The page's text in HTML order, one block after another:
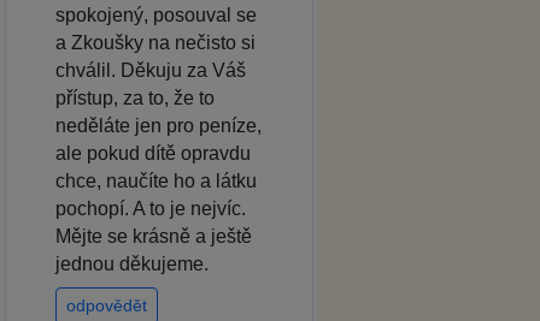
spokojený, posouval se
a Zkoušky na nečisto si
chválil. Děkuju za Váš
přístup, za to, že to
neděláte jen pro peníze,
ale pokud dítě opravdu
chce, naučíte ho a látku
pochopí. A to je nejvíc.
Mějte se krásně a ještě
jednou děkujeme.
odpovědět